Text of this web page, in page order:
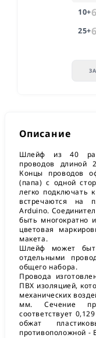
10+
25+
Описание
Шлейф из 40
проводов длиной
Концы проводов
(папа) с одной
легко подключать
встречаются на
Arduino.
быть многократно
цветовая
макета.
Шлейф может
отдельными
общего набора.
Провода
ПВХ изоляцией,
механических
мм. Сечение
соответствует
обжат
противоположной -